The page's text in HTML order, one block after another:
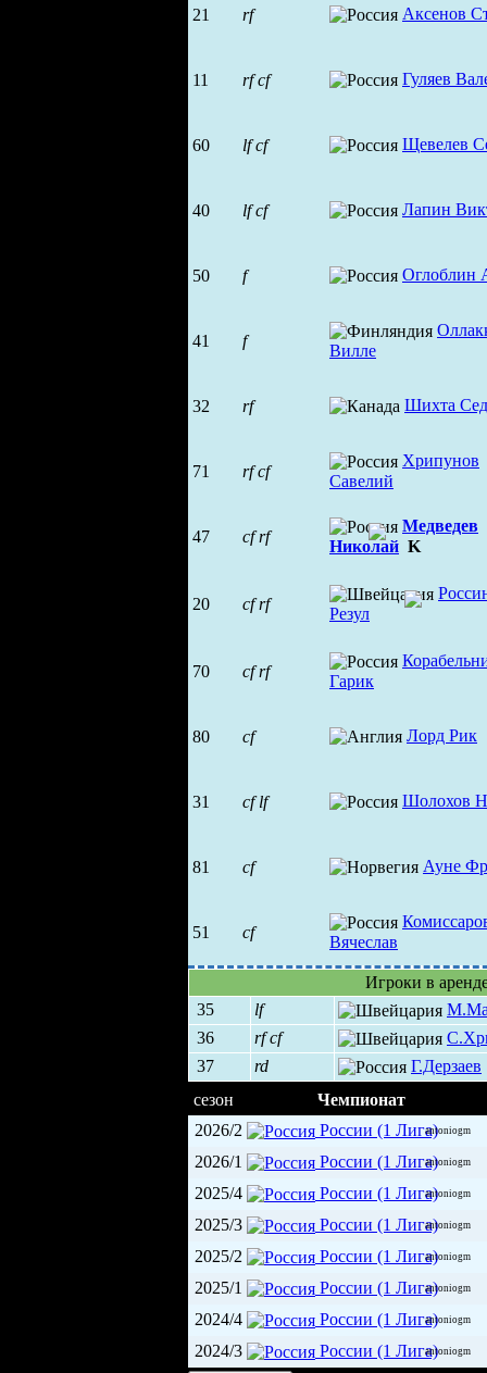
21 rf Аксенов
11 rf cf Гуляев
60 lf cf Щевелев
40 lf cf Лапин
50 f Оглоблин
41 f
Вилле
32 rf Шихта
71 rf cf
Хрипунов
Савелий
47 cf rf
Медведев
Николай K
20 cf rf
Резул
70 cf rf
Гарик
80 cf Лорд Рик
31 cf lf Шолохов
81 cf Ауне
51 cf
Вячеслав
Игроки в
35
lf
36
rf cf
37
rd Г.Дерзаев
сезон
Чемпионат
2026/2
России (1 Лига)antoniogm
2026/1 России (1 Лига)antoniogm
2025/4 России (1 Лига)antoniogm
2025/3 России (1 Лига)antoniogm
2025/2 России (1 Лига)antoniogm
2025/1 России (1 Лига)antoniogm
2024/4 России (1 Лига)antoniogm
2024/3 России (1 Лига)antoniogm